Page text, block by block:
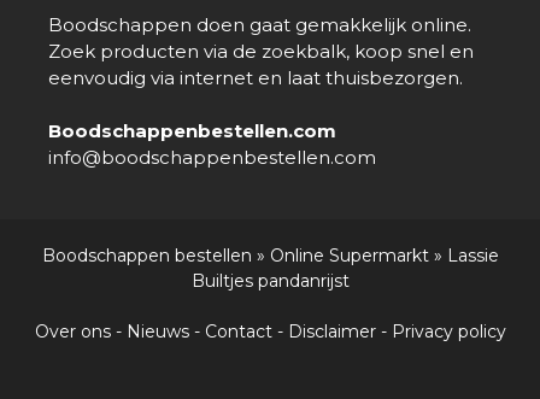
Boodschappen doen gaat gemakkelijk online.
Zoek producten via de zoekbalk, koop snel en
eenvoudig via internet en laat thuisbezorgen.
Boodschappenbestellen.com
info@boodschappenbestellen.com
Boodschappen bestellen » Online Supermarkt» Lassie
Builtjes pandanrijst
Over ons- Nieuws- Contact- Disclaimer- Privacy policy